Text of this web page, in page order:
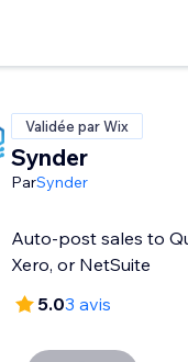
Validée par Wix
Synder
ParSynder
Auto-post sales to
Xero, or NetSuite
5.03 avis